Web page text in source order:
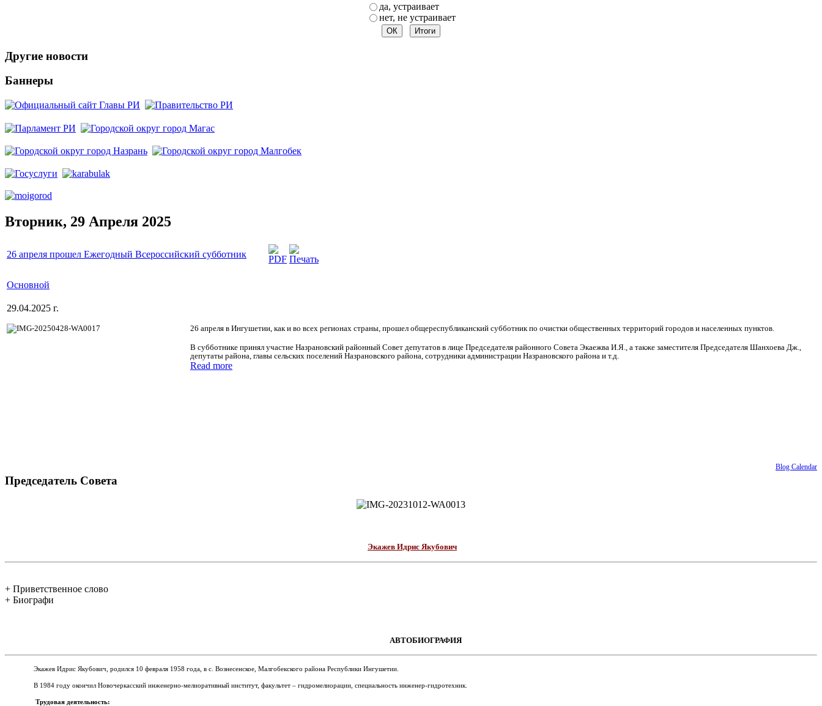
да, устраивает
нет, не устраивает
Другие новости
Баннеры
Вторник, 29 Апреля 2025
26 апреля прошел Ежегодный Всероссийский субботник
Основной
29.04.2025 г.
26 апреля в Ингушетии, как и во всех регионах страны, прошел общереспубликанский субботник по очистки общественных территорий городов и населенных пунктов.
В субботнике принял участие Назрановский районный Совет депутатов в лице Председателя районного Совета Экаежва И.Я., а также заместителя Председателя Шанхоева Дж.,
депутаты района, главы сельских поселений Назрановского района, сотрудники администрации Назрановского района и т.д.
Read more
Blog Calendar
Председатель Совета
Экажев Идрис Якубович
+ Приветственное слово
+ Биографи
АВТОБИОГРАФИЯ
Экажев Идрис Якубович, родился 10 февраля 1958 года, в с.Вознесенское, Малгобекского района Республики Ингушетии.
В 1984 году окончил Новочеркасский инженерно-мелиоративный институт, факультет – гидромелиорации, специальность инженер-гидротехник.
Трудовая деятельность: